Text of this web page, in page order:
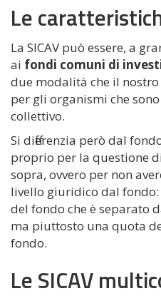
Le
La SICAV può essere, a
ai fondi comuni di
due modalità che il
per gli organismi che
collettivo.
Si differenzia però dal
proprio per la questione
sopra, ovvero per non
livello giuridico dal
del fondo che è separato
ma piuttosto una quota
fondo.
Le SICAV